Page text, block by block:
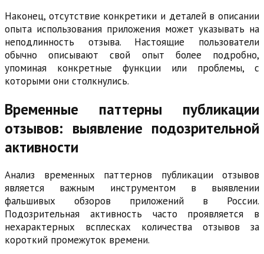
Наконец, отсутствие конкретики и деталей в описании
опыта использования приложения может указывать на
неподлинность отзыва. Настоящие пользователи
обычно описывают свой опыт более подробно,
упоминая конкретные функции или проблемы, с
которыми они столкнулись.
Временные паттерны публикации
отзывов: выявление подозрительной
активности
Анализ временных паттернов публикации отзывов
является важным инструментом в выявлении
фальшивых обзоров приложений в России.
Подозрительная активность часто проявляется в
нехарактерных всплесках количества отзывов за
короткий промежуток времени.